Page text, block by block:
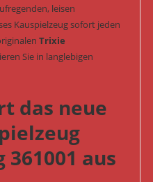
leisen
Kauspielzeug sofort jeden
Trixie
Sie in langlebigen
das neue
aus